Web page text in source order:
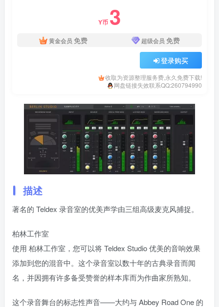
Y币 3
黄金会员 免费 超级会员 免费
登录购买
收取为资源整理服务费,永久免费下载!
网盘链接失效联系QQ:260794990
描述
著名的 Teldex 录音室的优美声学由三组高级麦克风捕捉。
柏林工作室
使用 柏林工作室，您可以将 Teldex Studio 优美的音响效果
添加到您的混音中。这个录音室以数十年的古典录音而闻
名，并因拥有许多备受赞誉的样本库而为作曲家所熟知。
这个录音舞台的标志性声音——大约与 Abbey Road One 的